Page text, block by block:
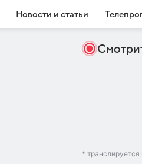
Новости и статьи
*